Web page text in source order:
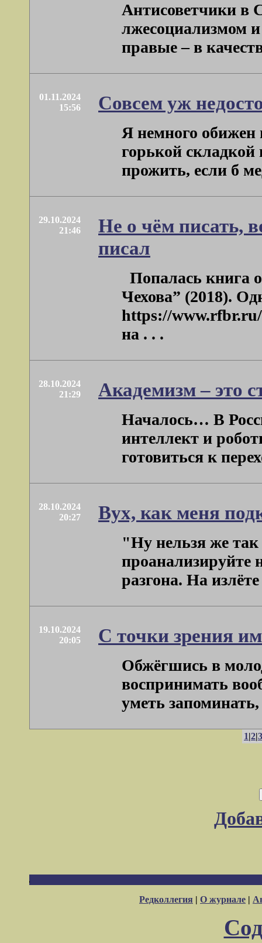
Антисоветчики в
лжесоциализмом и
правые – в
01.11.2024
15:56
Совсем уж
Я немного обижен
горькой
прожить, если б
29.10.2024
21:46
Не о чём писать,
писал
Попалась книга
Чехова” (2018).
https://
на . . .
28.10.2024
21:29
Академизм – это
Началось… В
интеллект и
готовиться к
28.10.2024
20:27
Вух, как меня
"Ну нельзя же
проанализируйте
разгона. На
19.10.2024
20:05
С точки зрения
Обжёгшись в
воспринимать
уметь запоминать,
1|2|3
Редколлегия | О журнале |